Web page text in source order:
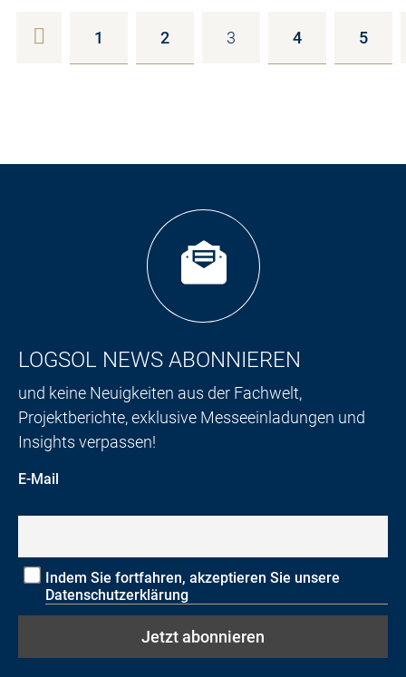
1 2 3 4 5
LOGSOL NEWS ABONNIEREN
und keine Neuigkeiten aus der Fachwelt,
Projektberichte, exklusive Messeeinladungen und
Insights verpassen!
E-Mail
Indem Sie fortfahren, akzeptieren Sie unsere
Datenschutzerklärung